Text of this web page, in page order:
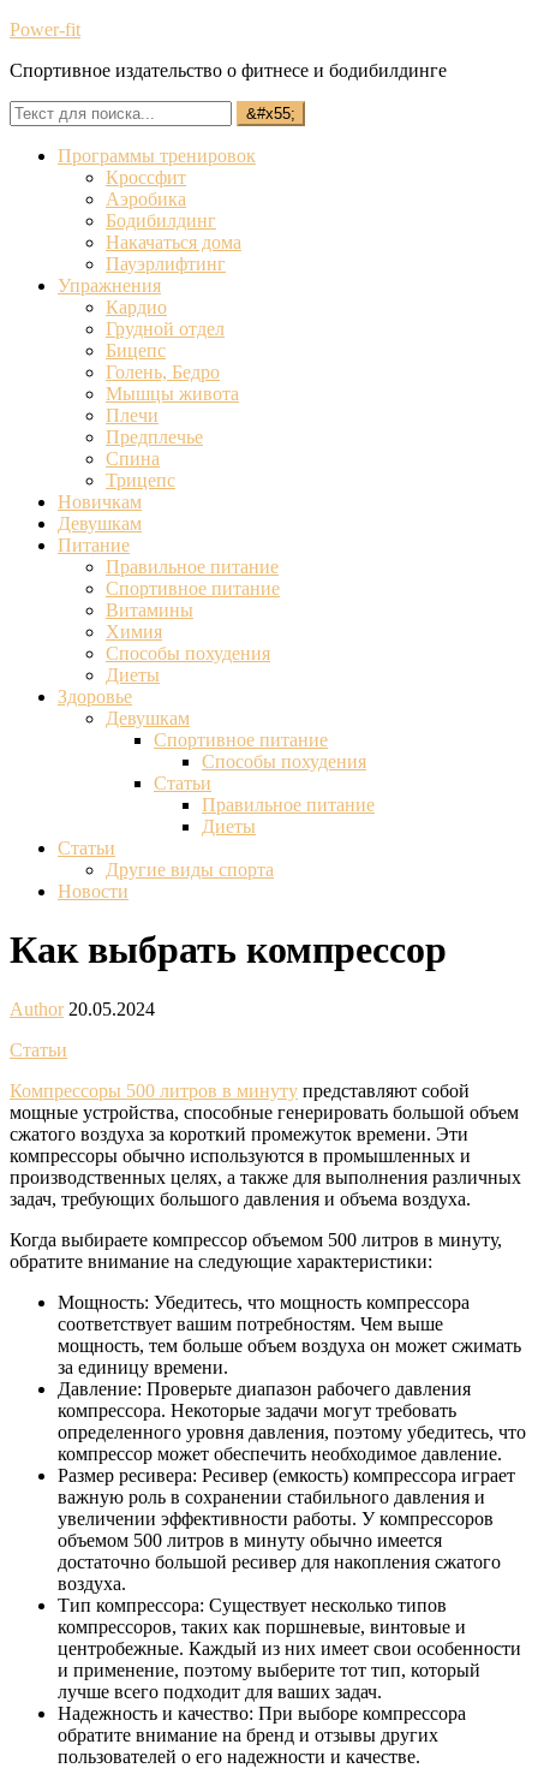
Power-fit
Спортивное издательство о фитнесе и бодибилдинге
Программы тренировок
Кроссфит
Аэробика
Бодибилдинг
Накачаться дома
Пауэрлифтинг
Упражнения
Кардио
Грудной отдел
Бицепс
Голень, Бедро
Мышцы живота
Плечи
Предплечье
Спина
Трицепс
Новичкам
Девушкам
Питание
Правильное питание
Спортивное питание
Витамины
Химия
Способы похудения
Диеты
Здоровье
Девушкам
Спортивное питание
Способы похудения
Статьи
Правильное питание
Диеты
Статьи
Другие виды спорта
Новости
Как выбрать компрессор
Author 20.05.2024
Статьи
Компрессоры 500 литров в минуту представляют собой
мощные устройства, способные генерировать большой объем
сжатого воздуха за короткий промежуток времени. Эти
компрессоры обычно используются в промышленных и
производственных целях, а также для выполнения различных
задач, требующих большого давления и объема воздуха.
Когда выбираете компрессор объемом 500 литров в минуту,
обратите внимание на следующие характеристики:
Мощность: Убедитесь, что мощность компрессора
соответствует вашим потребностям. Чем выше
мощность, тем больше объем воздуха он может сжимать
за единицу времени.
Давление: Проверьте диапазон рабочего давления
компрессора. Некоторые задачи могут требовать
определенного уровня давления, поэтому убедитесь, что
компрессор может обеспечить необходимое давление.
Размер ресивера: Ресивер (емкость) компрессора играет
важную роль в сохранении стабильного давления и
увеличении эффективности работы. У компрессоров
объемом 500 литров в минуту обычно имеется
достаточно большой ресивер для накопления сжатого
воздуха.
Тип компрессора: Существует несколько типов
компрессоров, таких как поршневые, винтовые и
центробежные. Каждый из них имеет свои особенности
и применение, поэтому выберите тот тип, который
лучше всего подходит для ваших задач.
Надежность и качество: При выборе компрессора
обратите внимание на бренд и отзывы других
пользователей о его надежности и качестве.